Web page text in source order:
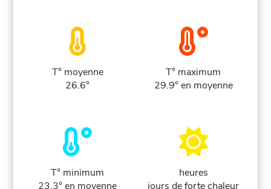
T° moyenne
26.6°
T° maximum
29.9° en moyenne
T° minimum
23.3° en moyenne
heures
jours de forte chaleur